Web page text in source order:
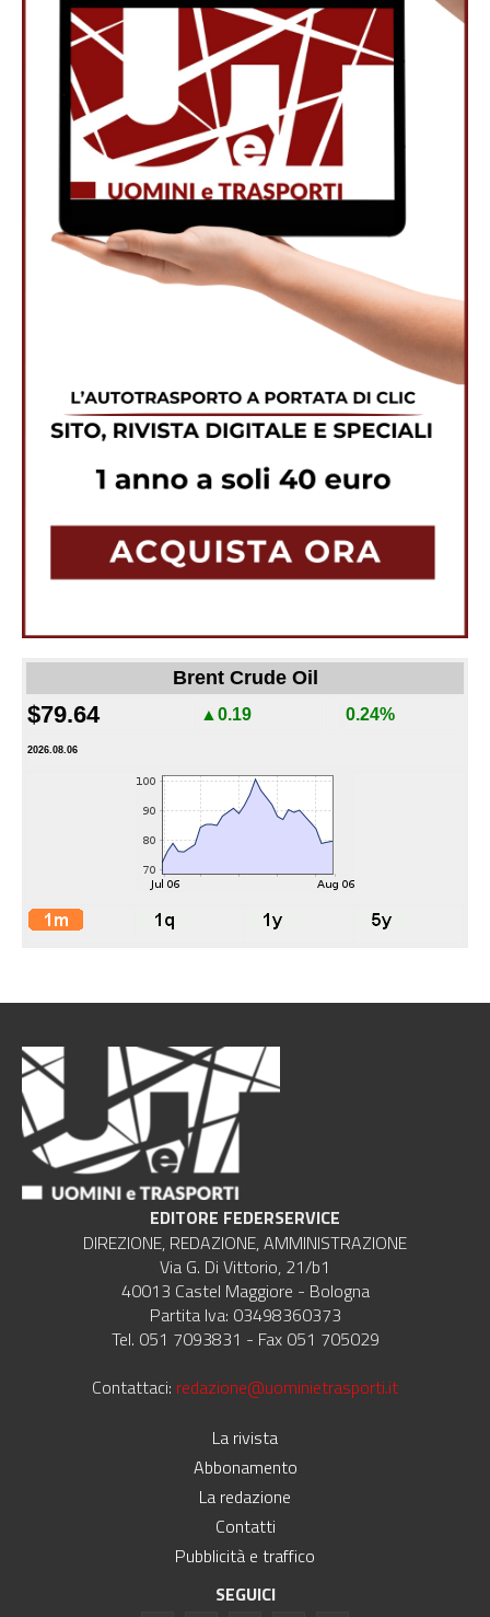
Brent Crude Oil
$79.64 ▲0.19 0.24%
2026.08.06
EDITORE FEDERSERVICE
DIREZIONE, REDAZIONE, AMMINISTRAZIONE
Via G. Di Vittorio, 21/b1
40013 Castel Maggiore - Bologna
Partita Iva: 03498360373
Tel. 051 7093831 - Fax 051 705029
Contattaci: redazione@uominietrasporti.it
La rivista
Abbonamento
La redazione
Contatti
Pubblicità e traffico
SEGUICI